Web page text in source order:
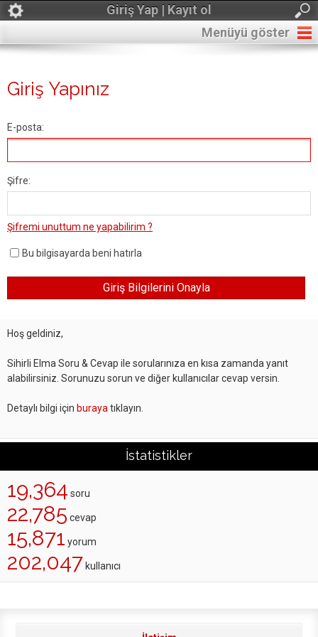
Giriş Yap | Kayıt ol
Menüyü göster
Giriş Yapınız
E-posta:
Şifre:
Şifremi unuttum ne yapabilirim ?
Bu bilgisayarda beni hatırla
Hoş geldiniz,
Sihirli Elma Soru & Cevap ile sorularınıza en kısa zamanda yanıt
alabilirsiniz. Sorunuzu sorun ve diğer kullanıcılar cevap versin.
Detaylı bilgi için buraya tıklayın.
İstatistikler
19,364 soru
22,785 cevap
15,871 yorum
202,047 kullanıcı